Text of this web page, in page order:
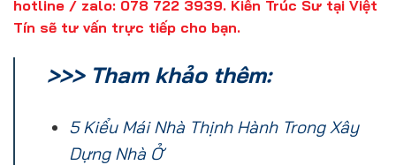
hotline / zalo: 078 722 3939. Kiến Trúc Sư tại Việt
Tín sẽ tư vấn trực tiếp cho bạn.
>>> Tham khảo thêm:
5 Kiểu Mái Nhà Thịnh Hành Trong Xây
Dựng Nhà Ở